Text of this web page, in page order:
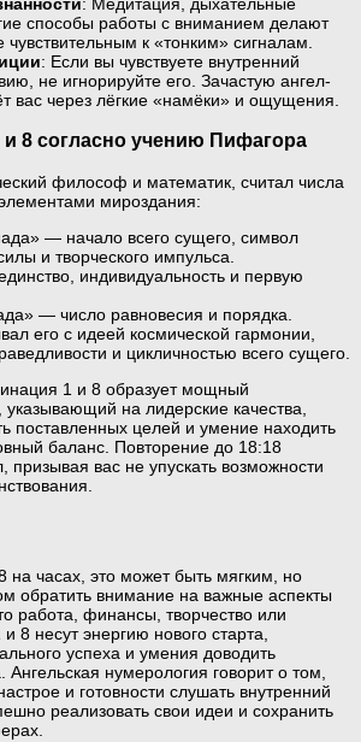
способы работы с вниманием делают
чувствительным к «тонким» сигналам.
: Если вы чувствуете внутренний
не игнорируйте его. Зачастую ангел-
вас через лёгкие «намёки» и ощущения.
и 8 согласно учению Пифагора
философ и математик, считал числа
мироздания:
— начало всего сущего, символ
и творческого импульса.
индивидуальность и первую
— число равновесия и порядка.
его с идеей космической гармонии,
и цикличностью всего сущего.
1 и 8 образует мощный
указывающий на лидерские качества,
поставленных целей и умение находить
баланс. Повторение до 18:18
призывая вас не упускать возможности
на часах, это может быть мягким, но
обратить внимание на важные аспекты
работа, финансы, творчество или
несут энергию нового старта,
успеха и умения доводить
нумерология говорит о том,
и готовности слушать внутренний
реализовать свои идеи и сохранить